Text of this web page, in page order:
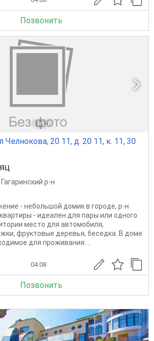
Позвонить
1 из 1
20 11, д. 20 11, к. 11, 30
Гагаринский р-н
- небольшой домик в городе, р-н
- идеален для пары или одного
место для автомобиля,
фруктовые деревья, беседка. В доме
для проживания....
04.08
Позвонить